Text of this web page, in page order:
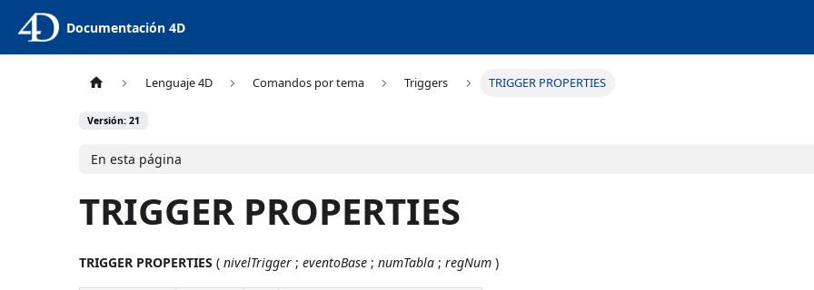
Documentación 4D
Lenguaje 4D Comandos por tema Triggers TRIGGER PROPERTIES
Versión: 21
En esta página
TRIGGER PROPERTIES
TRIGGER PROPERTIES (nivelTrigger ;eventoBase ;numTabla ;regNum )